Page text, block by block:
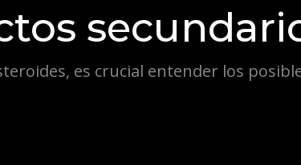
es crucial entender los